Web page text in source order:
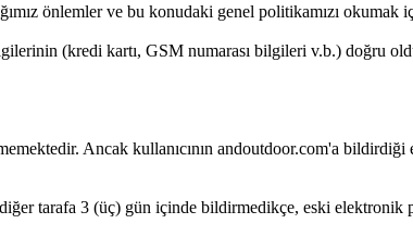
önlemler ve bu konudaki genel politikamızı
(kredi kartı, GSM numarası bilgileri v.b.) doğru
Ancak kullanıcının andoutdoor.com'a
tarafa 3 (üç) gün içinde bildirmedikçe, eski elektronik